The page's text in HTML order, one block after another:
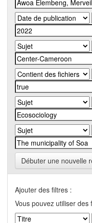
Débuter une nouvelle
Ajouter des filtres :
Vous pouvez utiliser